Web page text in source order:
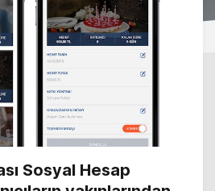
Sosyal Hesap